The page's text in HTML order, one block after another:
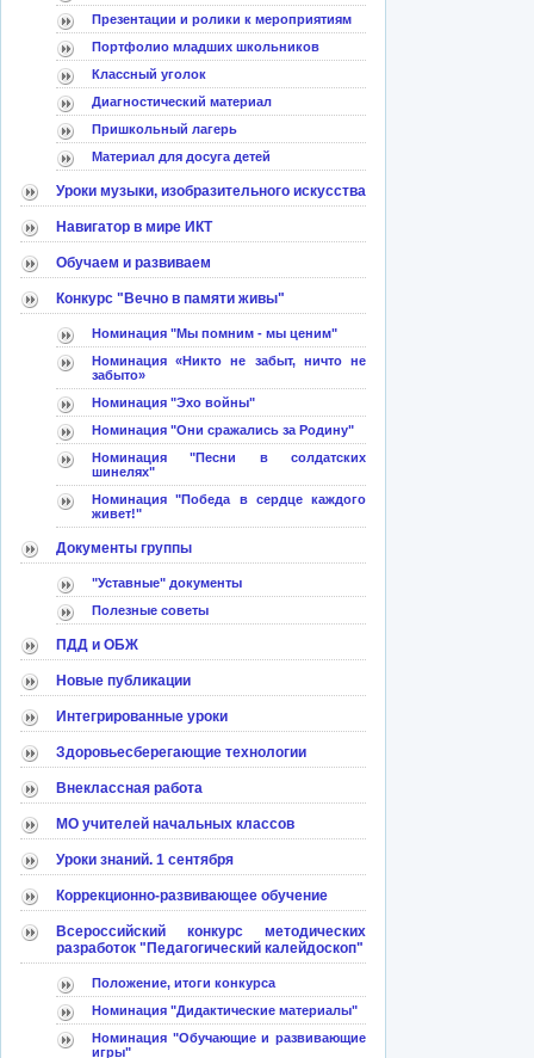
Презентации и ролики к мероприятиям
Портфолио младших школьников
Классный уголок
Диагностический материал
Пришкольный лагерь
Материал для досуга детей
Уроки музыки, изобразительного искусства
Навигатор в мире ИКТ
Обучаем и развиваем
Конкурс "Вечно в памяти живы"
Номинация "Мы помним - мы ценим"
Номинация «Никто не забыт, ничто не
забыто»
Номинация "Эхо войны"
Номинация "Они сражались за Родину"
Номинация "Песни в солдатских
шинелях"
Номинация "Победа в сердце каждого
живет!"
Документы группы
"Уставные" документы
Полезные советы
ПДД и ОБЖ
Новые публикации
Интегрированные уроки
Здоровьесберегающие технологии
Внеклассная работа
МО учителей начальных классов
Уроки знаний. 1 сентября
Коррекционно-развивающее обучение
Всероссийский конкурс методических
разработок "Педагогический калейдоскоп"
Положение, итоги конкурса
Номинация "Дидактические материалы"
Номинация "Обучающие и развивающие
игры"